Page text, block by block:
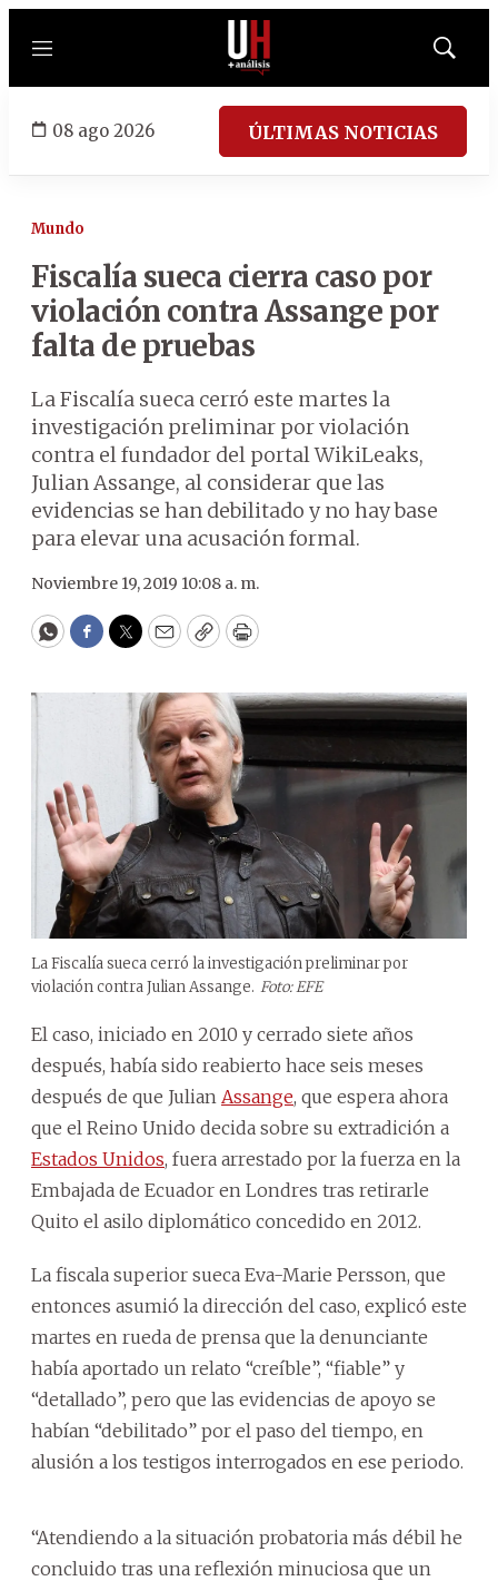
Menú
Mostrar
08 ago 2026 ÚLTIMAS NOTICIAS
Mundo
Fiscalía sueca cierra caso por
violación contra Assange por
falta de pruebas
La Fiscalía sueca cerró este martes la
investigación preliminar por violación
contra el fundador del portal WikiLeaks,
Julian Assange, al considerar que las
evidencias se han debilitado y no hay base
para elevar una acusación formal.
Noviembre 19, 2019 10:08 a. m.
WhatsApp
Facebook
Twitter
EmailCopyPrint
La Fiscalía sueca cerró la investigación preliminar por
violación contra Julian Assange. Foto: EFE
El caso, iniciado en 2010 y cerrado siete años
después, había sido reabierto hace seis meses
después de que Julian Assange, que espera ahora
que el Reino Unido decida sobre su extradición a
Estados Unidos, fuera arrestado por la fuerza en la
Embajada de Ecuador en Londres tras retirarle
Quito el asilo diplomático concedido en 2012.
La fiscala superior sueca Eva-Marie Persson, que
entonces asumió la dirección del caso, explicó este
martes en rueda de prensa que la denunciante
había aportado un relato “creíble”, “fiable” y
“detallado”, pero que las evidencias de apoyo se
habían “debilitado” por el paso del tiempo, en
alusión a los testigos interrogados en ese periodo.
“Atendiendo a la situación probatoria más débil he
concluido tras una reflexión minuciosa que un